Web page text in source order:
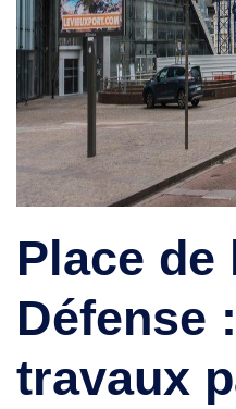
Place de
Défense
travaux